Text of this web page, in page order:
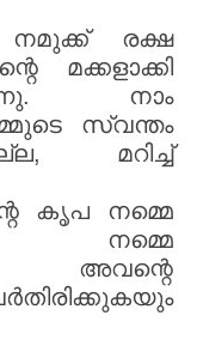
നമുക്ക് രക്ഷ
മക്കളാക്കി
നാം
സ്വന്തം
മറിച്ച്
കൃപ നമ്മെ
നമ്മെ
അവന്റെ